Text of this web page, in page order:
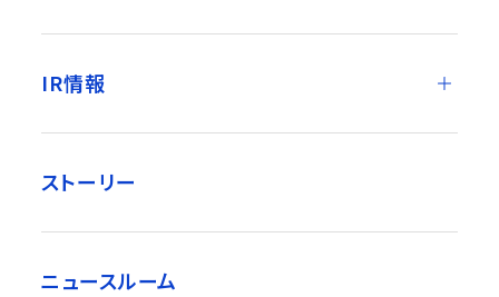
IR情報
ストーリー
ニュースルーム